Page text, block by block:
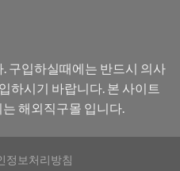
구입하실때에는 반드시 의사
하시기 바랍니다. 본 사이트
해외직구몰 입니다.
정보처리방침